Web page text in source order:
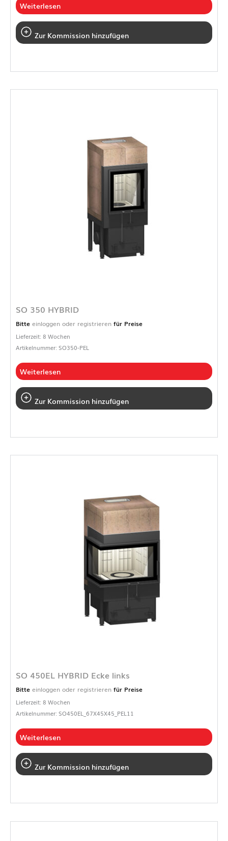
Weiterlesen
Zur Kommission hinzufügen
SO 350 HYBRID
Bitte einloggen oder registrieren für Preise
Lieferzeit: 8 Wochen
Artikelnummer: SO350-PEL
Weiterlesen
Zur Kommission hinzufügen
SO 450EL HYBRID Ecke links
Bitte einloggen oder registrieren für Preise
Lieferzeit: 8 Wochen
Artikelnummer: SO450EL_67X45X45_PEL11
Weiterlesen
Zur Kommission hinzufügen